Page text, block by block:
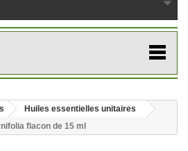
Huiles essentielles unitaires
flacon de 15 ml